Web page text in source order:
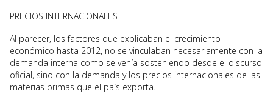
PRECIOS INTERNACIONALES
Al parecer, los factores que explicaban el crecimiento
económico hasta 2012, no se vinculaban necesariamente con la
demanda interna como se venía sosteniendo desde el discurso
oficial, sino con la demanda y los precios internacionales de las
materias primas que el país exporta.